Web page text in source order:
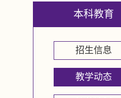
本科教育
招生信息
教学动态